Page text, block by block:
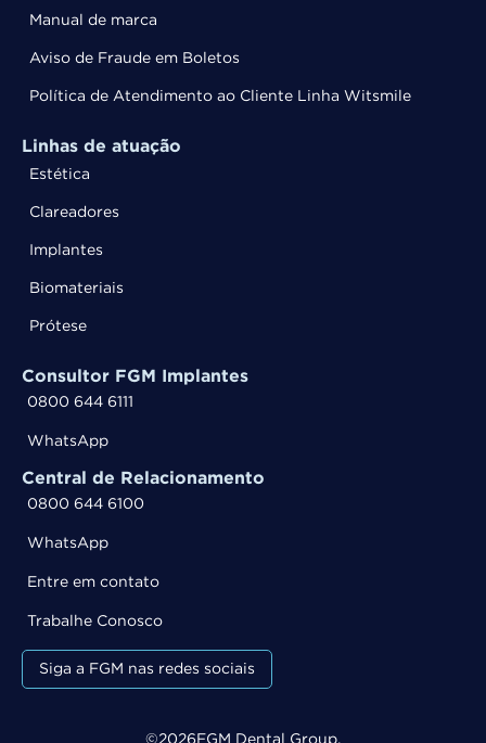
Manual de marca
Aviso de Fraude em Boletos
Política de Atendimento ao Cliente Linha Witsmile
Linhas de atuação
Estética
Clareadores
Implantes
Biomateriais
Prótese
Consultor FGM Implantes
0800 644 6111
WhatsApp
Central de Relacionamento
0800 644 6100
WhatsApp
Entre em contato
Trabalhe Conosco
Siga a FGM nas redes sociais
©2026 FGM Dental Group.